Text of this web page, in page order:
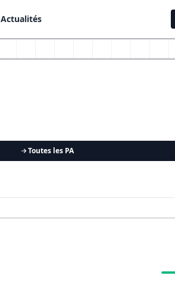
Actualités
Toutes les PA